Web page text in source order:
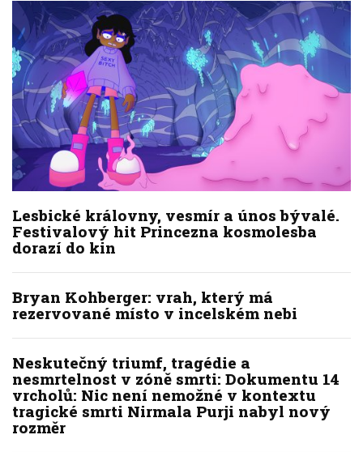
Lesbické královny, vesmír a únos bývalé.
Festivalový hit Princezna kosmolesba
dorazí do kin
Bryan Kohberger: vrah, který má
rezervované místo v incelském nebi
Neskutečný triumf, tragédie a
nesmrtelnost v zóně smrti: Dokumentu 14
vrcholů: Nic není nemožné v kontextu
tragické smrti Nirmala Purji nabyl nový
rozměr